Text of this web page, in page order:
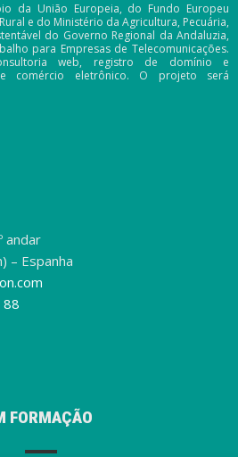
da União Europeia, do Fundo Europeu
e do Ministério da Agricultura, Pecuária,
do Governo Regional da Andaluzia,
para Empresas de Telecomunicações.
web, registro de domínio e
comércio eletrônico. O projeto será
andar
– Espanha
88
FORMAÇÃO